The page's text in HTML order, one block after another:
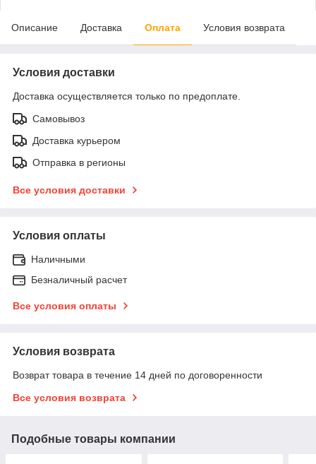
Описание Доставка Оплата Условия возврата
Условия доставки
Доставка осуществляется только по предоплате.
Самовывоз
Доставка курьером
Отправка в регионы
Все условия доставки
Условия оплаты
Наличными
Безналичный расчет
Все условия оплаты
Условия возврата
Возврат товара в течение 14 дней по договоренности
Все условия возврата
Подобные товары компании